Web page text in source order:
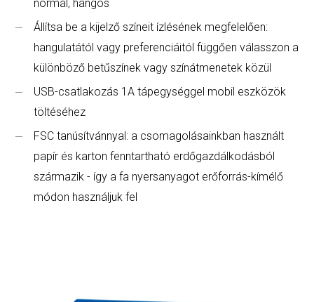
normál, hangos
Állítsa be a kijelző színeit ízlésének megfelelően:
hangulatától vagy preferenciáitól függően válasszon a
különböző betűszínek vagy színátmenetek közül
USB-csatlakozás 1A tápegységgel mobil eszközök
töltéséhez
FSC tanúsítvánnyal: a csomagolásainkban használt
papír és karton fenntartható erdőgazdálkodásból
származik - így a fa nyersanyagot erőforrás-kímélő
módon használjuk fel